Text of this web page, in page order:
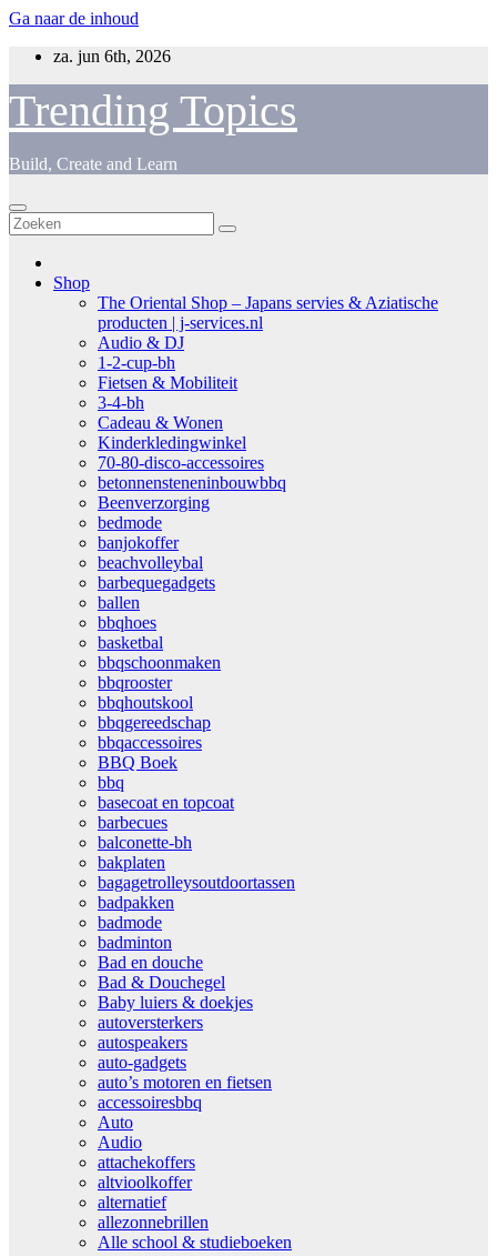
Ga naar de inhoud
za. jun 6th, 2026
Trending Topics
Build, Create and Learn
Shop
The Oriental Shop – Japans servies & Aziatische
producten | j-services.nl
Audio & DJ
1-2-cup-bh
Fietsen & Mobiliteit
3-4-bh
Cadeau & Wonen
Kinderkledingwinkel
70-80-disco-accessoires
betonnensteneninbouwbbq
Beenverzorging
bedmode
banjokoffer
beachvolleybal
barbequegadgets
ballen
bbqhoes
basketbal
bbqschoonmaken
bbqrooster
bbqhoutskool
bbqgereedschap
bbqaccessoires
BBQ Boek
bbq
basecoat en topcoat
barbecues
balconette-bh
bakplaten
bagagetrolleysoutdoortassen
badpakken
badmode
badminton
Bad en douche
Bad & Douchegel
Baby luiers & doekjes
autoversterkers
autospeakers
auto-gadgets
auto’s motoren en fietsen
accessoiresbbq
Auto
Audio
attachekoffers
altvioolkoffer
alternatief
allezonnebrillen
Alle school & studieboeken